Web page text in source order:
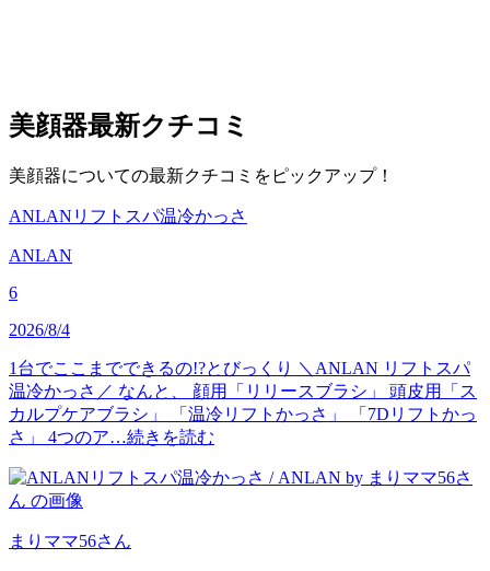
美顔器最新クチコミ
美顔器についての最新クチコミをピックアップ！
ANLANリフトスパ温冷かっさ
ANLAN
6
2026/8/4
1台でここまでできるの!?とびっくり ＼ANLAN リフトスパ
温冷かっさ／ なんと、 顔用「リリースブラシ」 頭皮用「ス
カルプケアブラシ」 「温冷リフトかっさ」 「7Dリフトかっ
さ」 4つのア…続きを読む
まりママ56さん